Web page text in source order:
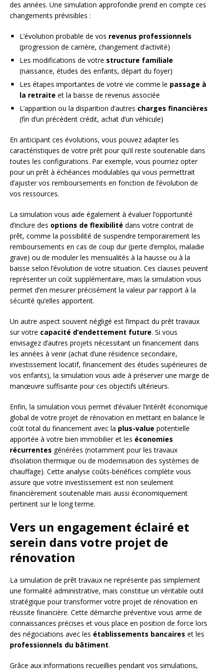
des années. Une simulation approfondie prend en compte ces
changements prévisibles :
L’évolution probable de vos revenus professionnels
(progression de carrière, changement d’activité)
Les modifications de votre structure familiale
(naissance, études des enfants, départ du foyer)
Les étapes importantes de votre vie comme le passage à
la retraite et la baisse de revenus associée
L’apparition ou la disparition d’autres charges financières
(fin d’un précédent crédit, achat d’un véhicule)
En anticipant ces évolutions, vous pouvez adapter les
caractéristiques de votre prêt pour qu’il reste soutenable dans
toutes les configurations. Par exemple, vous pourriez opter
pour un prêt à échéances modulables qui vous permettrait
d’ajuster vos remboursements en fonction de l’évolution de
vos ressources.
La simulation vous aide également à évaluer l’opportunité
d’inclure des options de flexibilité dans votre contrat de
prêt, comme la possibilité de suspendre temporairement les
remboursements en cas de coup dur (perte d’emploi, maladie
grave) ou de moduler les mensualités à la hausse ou à la
baisse selon l’évolution de votre situation. Ces clauses peuvent
représenter un coût supplémentaire, mais la simulation vous
permet d’en mesurer précisément la valeur par rapport à la
sécurité qu’elles apportent.
Un autre aspect souvent négligé est l’impact du prêt travaux
sur votre capacité d’endettement future. Si vous
envisagez d’autres projets nécessitant un financement dans
les années à venir (achat d’une résidence secondaire,
investissement locatif, financement des études supérieures de
vos enfants), la simulation vous aide à préserver une marge de
manœuvre suffisante pour ces objectifs ultérieurs.
Enfin, la simulation vous permet d’évaluer l’intérêt économique
global de votre projet de rénovation en mettant en balance le
coût total du financement avec la plus-value potentielle
apportée à votre bien immobilier et les économies
récurrentes générées (notamment pour les travaux
d’isolation thermique ou de modernisation des systèmes de
chauffage). Cette analyse coûts-bénéfices complète vous
assure que votre investissement est non seulement
financièrement soutenable mais aussi économiquement
pertinent sur le long terme.
Vers un engagement éclairé et
serein dans votre projet de
rénovation
La simulation de prêt travaux ne représente pas simplement
une formalité administrative, mais constitue un véritable outil
stratégique pour transformer votre projet de rénovation en
réussite financière. Cette démarche préventive vous arme de
connaissances précises et vous place en position de force lors
des négociations avec les établissements bancaires et les
professionnels du bâtiment.
Grâce aux informations recueillies pendant vos simulations,